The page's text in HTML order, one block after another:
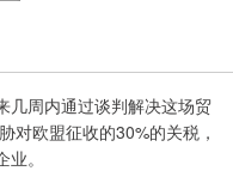
周内通过谈判解决这场贸
对欧盟征收的30%的关税，
。